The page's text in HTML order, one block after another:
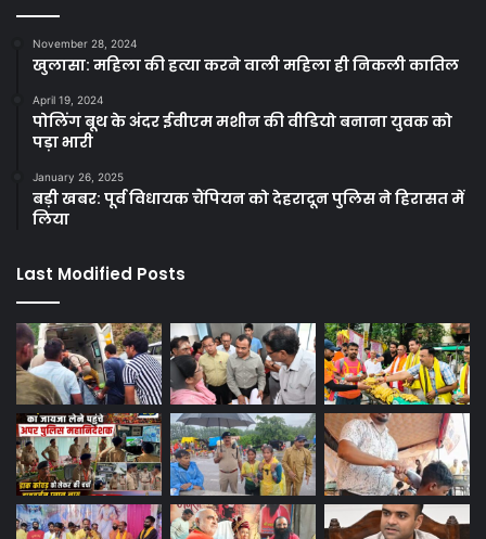
November 28, 2024
खुलासा: महिला की हत्या करने वाली महिला ही निकली कातिल
April 19, 2024
पोलिंग बूथ के अंदर ईवीएम मशीन की वीडियो बनाना युवक को
पड़ा भारी
January 26, 2025
बड़ी खबर: पूर्व विधायक चैंपियन को देहरादून पुलिस ने हिरासत में
लिया
Last Modified Posts